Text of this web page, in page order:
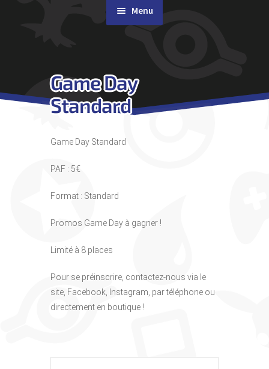
Menu
Agenda
Contact & Accès
Game Day
Standard
Game Day Standard
PAF : 5€
Format : Standard
Promos Game Day à gagner !
Limité à 8 places
Pour se préinscrire, contactez-nous via le
site, Facebook, Instagram, par téléphone ou
directement en boutique !